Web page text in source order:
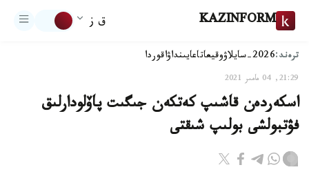
KAZINFORM ق ز
ترەند:2026-سايلاۋ وقيعاتاعايىنداۋاقوردا
21:29, 04 مامىر 2021
اسكەردەن قاشىپ كەتكەن جىگىت پاۆلودارلىق
فۋتبولشى بولىپ شىقتى